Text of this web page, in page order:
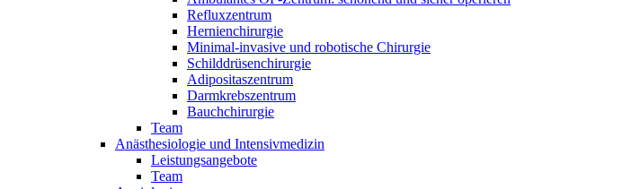
Refluxzentrum
Hernienchirurgie
Minimal-invasive und robotische Chirurgie
Schilddrüsenchirurgie
Adipositaszentrum
Darmkrebszentrum
Bauchchirurgie
Team
Anästhesiologie und Intensivmedizin
Leistungsangebote
Team